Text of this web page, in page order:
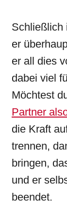
Schließlich
er
er all dies
dabei viel
Möchtest
Partner
die Kraft
trennen,
bringen,
und er
beendet.